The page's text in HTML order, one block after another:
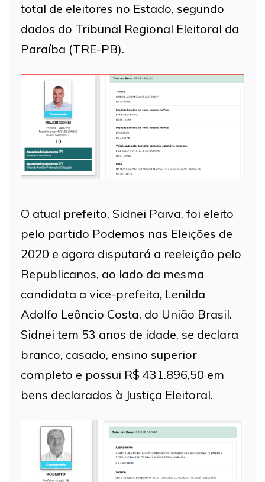
total de eleitores no Estado, segundo
dados do Tribunal Regional Eleitoral da
Paraíba (TRE-PB).
O atual prefeito, Sidnei Paiva, foi eleito
pelo partido Podemos nas Eleições de
2020 e agora disputará a reeleição pelo
Republicanos, ao lado da mesma
candidata a vice-prefeita, Lenilda
Adolfo Leôncio Costa, do União Brasil.
Sidnei tem 53 anos de idade, se declara
branco, casado, ensino superior
completo e possui R$ 431.896,50 em
bens declarados à Justiça Eleitoral.